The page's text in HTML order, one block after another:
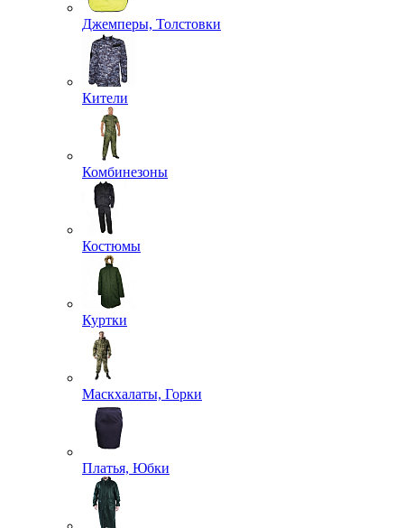
Джемперы, Толстовки
Кители
Комбинезоны
Костюмы
Куртки
Маскхалаты, Горки
Платья, Юбки